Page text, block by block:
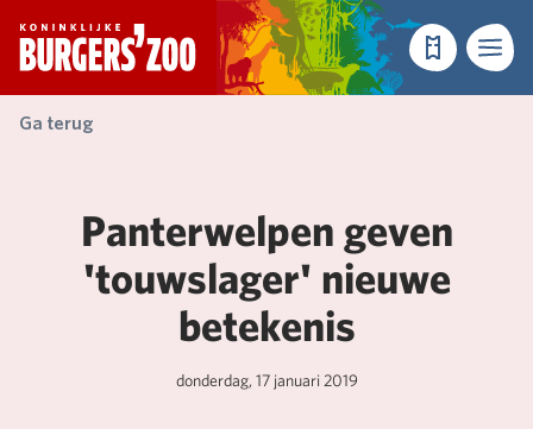
- Homepagina
TicketsMenu
Ga terug
Panterwelpen geven
'touwslager' nieuwe
betekenis
donderdag, 17 januari 2019